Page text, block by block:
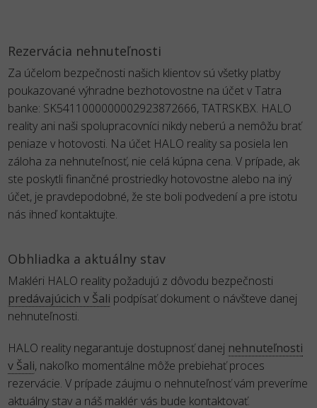
Rezervácia nehnuteľnosti
Za účelom bezpečnosti našich klientov sú všetky platby
poukazované výhradne bezhotovostne na účet v Tatra
banke: SK5411000000002923872666, TATRSKBX. HALO
reality ani naši spolupracovníci nikdy neberú a nemôžu brať
peniaze v hotovosti. Na účet HALO reality sa posiela len
záloha za nehnuteľnosť, nie celá kúpna cena. V prípade, ak
ste poskytli finančné prostriedky hotovostne alebo na iný
účet, je pravdepodobné, že ste boli podvedení a pre istotu
nás ihneď kontaktujte.
Obhliadka a aktuálny stav
Makléri HALO reality požadujú z dôvodu bezpečnosti
predávajúcich v Šali podpísať dokument o návšteve danej
nehnuteľnosti.
HALO reality negarantuje dostupnosť danej nehnuteľnosti
v Šali, nakoľko momentálne môže prebiehať proces
rezervácie. V prípade záujmu o nehnuteľnosť vám preveríme
aktuálny stav a náš maklér vás bude kontaktovať.